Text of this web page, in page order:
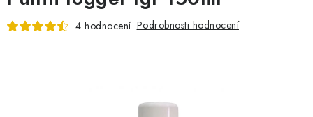
KONĚ 4 hodnocení Podrobnosti hodnocení